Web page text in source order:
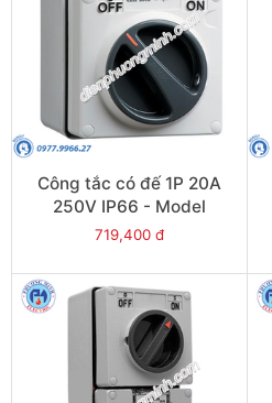
Công tắc có đế 1P 20A
250V IP66 - Model
S56SW120GY
719,400 đ